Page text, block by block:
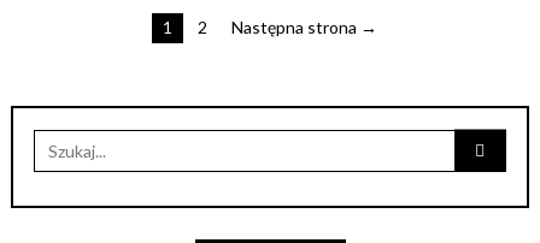
1 2 Następna strona →